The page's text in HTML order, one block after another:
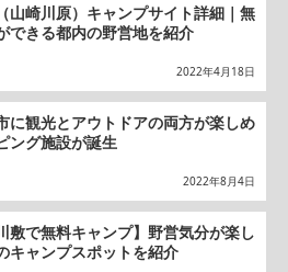
山崎川原）キャンプサイト詳細｜無
できる都内の野営地を紹介
2022年4月18日
に観光とアウトドアの両方が楽しめ
ング施設が誕生
2022年8月4日
敷で無料キャンプ】野営気分が楽し
キャンプスポットを紹介